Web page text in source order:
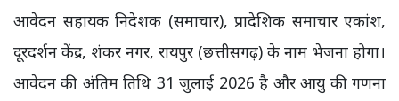
आवेदन सहायक निदेशक (समाचार), प्रादेशिक समाचार एकांश,
दूरदर्शन केंद्र, शंकर नगर, रायपुर (छत्तीसगढ़) के नाम भेजना होगा।
आवेदन की अंतिम तिथि 31 जुलाई 2026 है और आयु की गणना